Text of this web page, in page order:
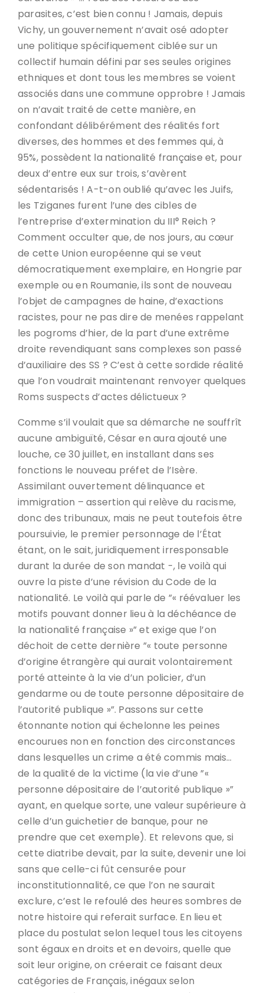
parasites, c’est bien connu ! Jamais, depuis
Vichy, un gouvernement n’avait osé adopter
une politique spécifiquement ciblée sur un
collectif humain défini par ses seules origines
ethniques et dont tous les membres se voient
associés dans une commune opprobre ! Jamais
on n’avait traité de cette manière, en
confondant délibérément des réalités fort
diverses, des hommes et des femmes qui, à
95%, possèdent la nationalité française et, pour
deux d’entre eux sur trois, s’avèrent
sédentarisés ! A-t-on oublié qu’avec les Juifs,
les Tziganes furent l’une des cibles de
l’entreprise d’extermination du III° Reich ?
Comment occulter que, de nos jours, au cœur
de cette Union européenne qui se veut
démocratiquement exemplaire, en Hongrie par
exemple ou en Roumanie, ils sont de nouveau
l’objet de campagnes de haine, d’exactions
racistes, pour ne pas dire de menées rappelant
les pogroms d’hier, de la part d’une extrême
droite revendiquant sans complexes son passé
d’auxiliaire des SS ? C’est à cette sordide réalité
que l’on voudrait maintenant renvoyer quelques
Roms suspects d’actes délictueux ?
Comme s’il voulait que sa démarche ne souffrît
aucune ambiguïté, César en aura ajouté une
louche, ce 30 juillet, en installant dans ses
fonctions le nouveau préfet de l’Isère.
Assimilant ouvertement délinquance et
immigration – assertion qui relève du racisme,
donc des tribunaux, mais ne peut toutefois être
poursuivie, le premier personnage de l’État
étant, on le sait, juridiquement irresponsable
durant la durée de son mandat -, le voilà qui
ouvre la piste d’une révision du Code de la
nationalité. Le voilà qui parle de ”« réévaluer les
motifs pouvant donner lieu à la déchéance de
la nationalité française »” et exige que l’on
déchoit de cette dernière ”« toute personne
d’origine étrangère qui aurait volontairement
porté atteinte à la vie d’un policier, d’un
gendarme ou de toute personne dépositaire de
l’autorité publique »”. Passons sur cette
étonnante notion qui échelonne les peines
encourues non en fonction des circonstances
dans lesquelles un crime a été commis mais…
de la qualité de la victime (la vie d’une ”«
personne dépositaire de l’autorité publique »”
ayant, en quelque sorte, une valeur supérieure à
celle d’un guichetier de banque, pour ne
prendre que cet exemple). Et relevons que, si
cette diatribe devait, par la suite, devenir une loi
sans que celle-ci fût censurée pour
inconstitutionnalité, ce que l’on ne saurait
exclure, c’est le refoulé des heures sombres de
notre histoire qui referait surface. En lieu et
place du postulat selon lequel tous les citoyens
sont égaux en droits et en devoirs, quelle que
soit leur origine, on créerait ce faisant deux
catégories de Français, inégaux selon